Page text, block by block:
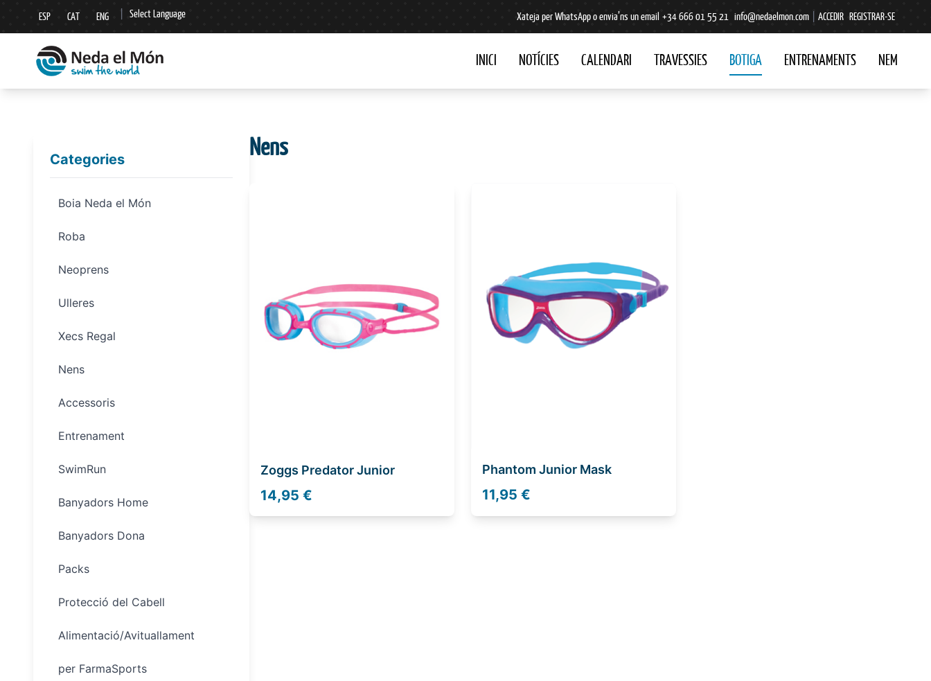
ESP CAT ENG Select Language
▼
Xateja per WhatsApp o envia’ns un email +34 666 01 55 21 info@nedaelmon.com ACCEDIR REGISTRAR-SE
INICI NOTÍCIES CALENDARI TRAVESSIES BOTIGA ENTRENAMENTS NEM
Categories
Boia Neda el Món
Roba
Neoprens
Ulleres
Xecs Regal
Nens
Accessoris
Entrenament
SwimRun
Banyadors Home
Banyadors Dona
Packs
Protecció del Cabell
Alimentació/Avituallament
per FarmaSports
Nens
Zoggs Predator Junior
14,95 €
Phantom Junior Mask
11,95 €